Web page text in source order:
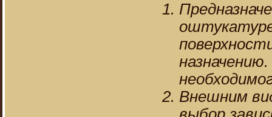
Внешним